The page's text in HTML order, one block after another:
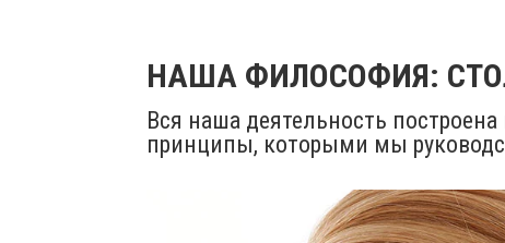
НАША ФИЛОСОФИЯ:
Вся наша деятельность
принципы, которыми мы